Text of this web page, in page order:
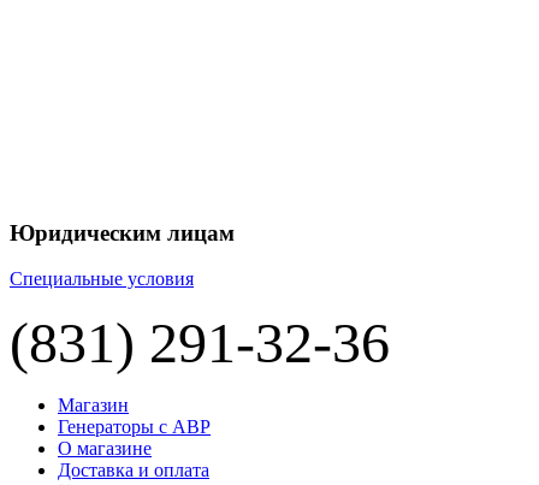
Юридическим лицам
Специальные условия
(831) 291-32-36
Магазин
Генераторы с АВР
О магазине
Доставка и оплата